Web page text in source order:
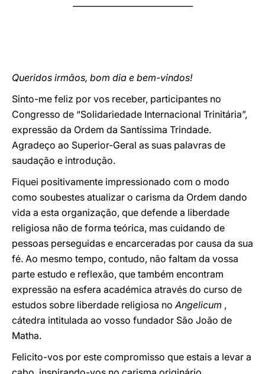
Queridos irmãos, bom dia e bem-vindos!
Sinto-me feliz por vos receber, participantes no
Congresso de “Solidariedade Internacional Trinitária”,
expressão da Ordem da Santíssima Trindade.
Agradeço ao Superior-Geral as suas palavras de
saudação e introdução.
Fiquei positivamente impressionado com o modo
como soubestes atualizar o carisma da Ordem dando
vida a esta organização, que defende a liberdade
religiosa não de forma teórica, mas cuidando de
pessoas perseguidas e encarceradas por causa da sua
fé. Ao mesmo tempo, contudo, não faltam da vossa
parte estudo e reflexão, que também encontram
expressão na esfera académica através do curso de
estudos sobre liberdade religiosa noAngelicum ,
cátedra intitulada ao vosso fundador São João de
Matha.
Felicito-vos por este compromisso que estais a levar a